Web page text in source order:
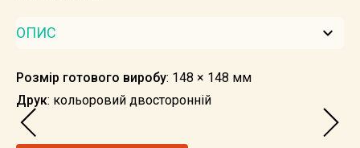
ОПИС keyboard_arrow_down
Розмір готового виробу: 148 × 148 мм
Друк: кольоровий двосторонній